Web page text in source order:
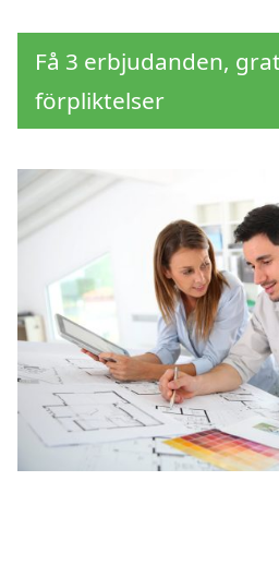
Få 3 erbjudanden,
förpliktelser